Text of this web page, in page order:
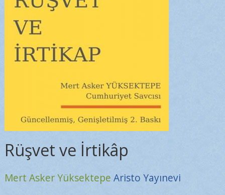
Rüşvet ve İrtikâp
Mert Asker Yüksektepe Aristo Yayınevi